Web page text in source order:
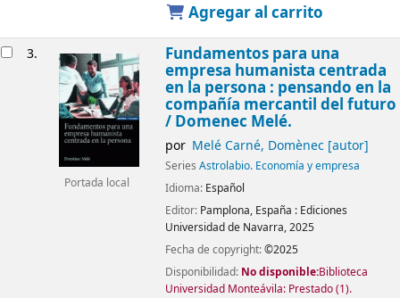
Agregar al carrito
3.
Portada local
Fundamentos para una
empresa humanista centrada
en la persona : pensando en la
compañía mercantil del futuro
/ Domenec Melé.
por Melé Carné, Domènec[autor]
Series Astrolabio. Economía y empresa
Idioma: Español
Editor: Pamplona, España : Ediciones
Universidad de Navarra,2025
Fecha de copyright:©2025
Disponibilidad: No disponible:Biblioteca
Universidad Monteávila: Prestado(1).